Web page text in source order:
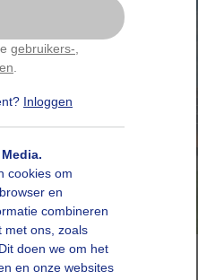
gebruikers-
Inloggen
cookies om
en
combineren
met ons, zoals
doen we om het
en onze websites
later
dag deze pop-up
passen